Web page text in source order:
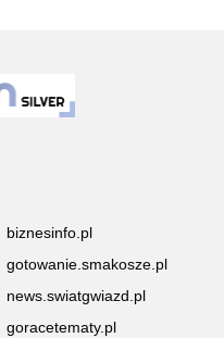
biznesinfo.pl
gotowanie.smakosze.pl
news.swiatgwiazd.pl
goracetematy.pl